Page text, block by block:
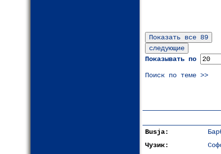
Показывать по
Поиск по теме >>
Busja:
Чузик: